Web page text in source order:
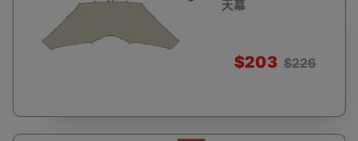
天幕
$203 $226